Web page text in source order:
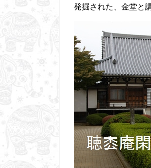
発掘された、金堂と